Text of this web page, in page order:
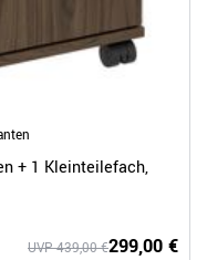
+ 1 Kleinteilefach,
299,00 €
UVP 439,00 €